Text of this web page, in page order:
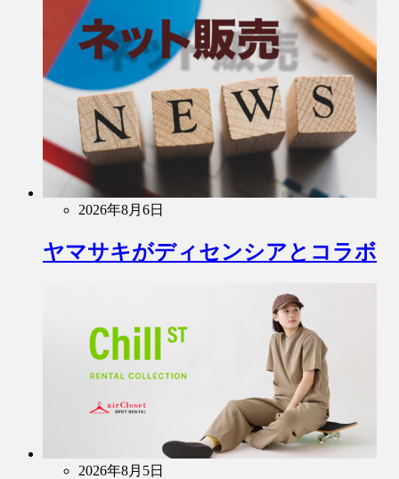
2026年8月6日
ヤマサキがディセンシアとコラボ
2026年8月5日